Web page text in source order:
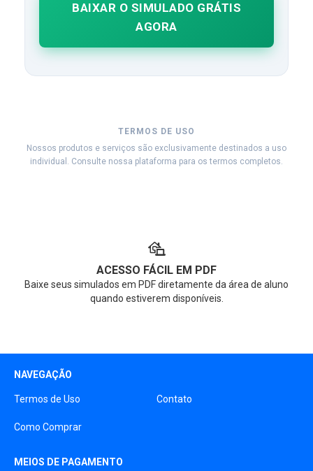
BAIXAR O SIMULADO GRÁTIS
AGORA
TERMOS DE USO
Nossos produtos e serviços são exclusivamente destinados a uso
individual. Consulte nossa plataforma para os termos completos.
ACESSO FÁCIL EM PDF
Baixe seus simulados em PDF diretamente da área de aluno
quando estiverem disponíveis.
NAVEGAÇÃO
Termos de Uso Contato
Como Comprar
MEIOS DE PAGAMENTO